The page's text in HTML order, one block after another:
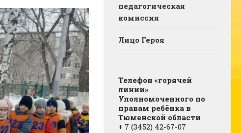
педагогическая
комиссия
Лицо Героя
Телефон «горячей
линии»
Уполномоченного по
правам ребёнка в
Тюменской области
+ 7 (3452) 42-67-07